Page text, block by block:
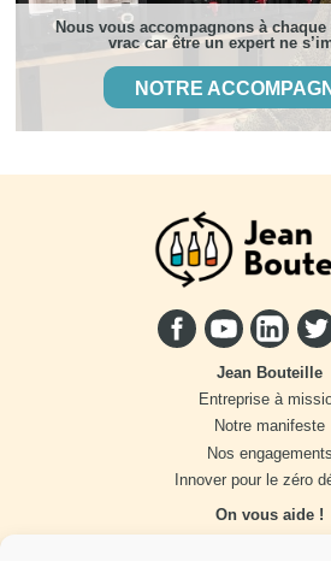
NOTRE
Nous vous accompagnons à
vrac car être un expert ne
Jean Bouteille
Entreprise à
Notre manifeste
Nos engagements
Innover pour le zéro
On vous aide !